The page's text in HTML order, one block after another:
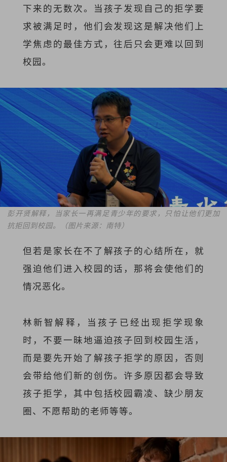
下来的无数次。当孩子发现自己的拒学要
求被满足时，他们会发现这是解决他们上
学焦虑的最佳方式，往后只会更难以回到
校园。
彭开贤解释，当家长一再满足青少年的要求，只怕让他们更加
抗拒回到校园。（图片来源：南特）
但若是家长在不了解孩子的心结所在，就
强迫他们进入校园的话，那将会使他们的
情况恶化。
林新智解释，当孩子已经出现拒学现象
时，不要一昧地逼迫孩子回到校园生活，
而是要先开始了解孩子拒学的原因，否则
会带给他们新的创伤。许多原因都会导致
孩子拒学，其中包括校园霸凌、缺少朋友
圈、不愿帮助的老师等等。